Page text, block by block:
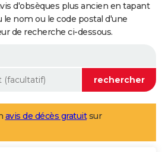
d'obsèques plus ancien en tapant
nom ou le code postal d'une
de recherche ci-dessous.
avis de décès gratuitsur